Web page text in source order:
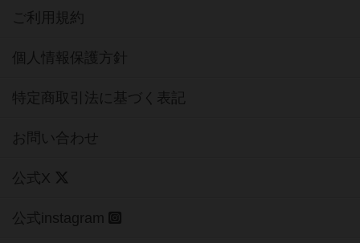
ご利用規約
個人情報保護方針
特定商取引法に基づく表記
お問い合わせ
公式X
公式instagram